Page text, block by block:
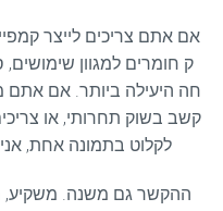
אם אתם צריכים לייצר
ק חומרים למגוון
לקלוט בתמונה אחת,